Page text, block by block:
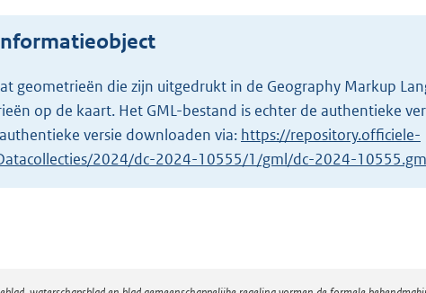
n
g
r
o
o
geometrieën die zijn uitgedrukt in de Geography Markup
op de kaart. Het GML-bestand is echter de authentieke
versie downloaden via: https://repository.officiele-
2024/dc-2024-10555/1/gml/dc-2024-